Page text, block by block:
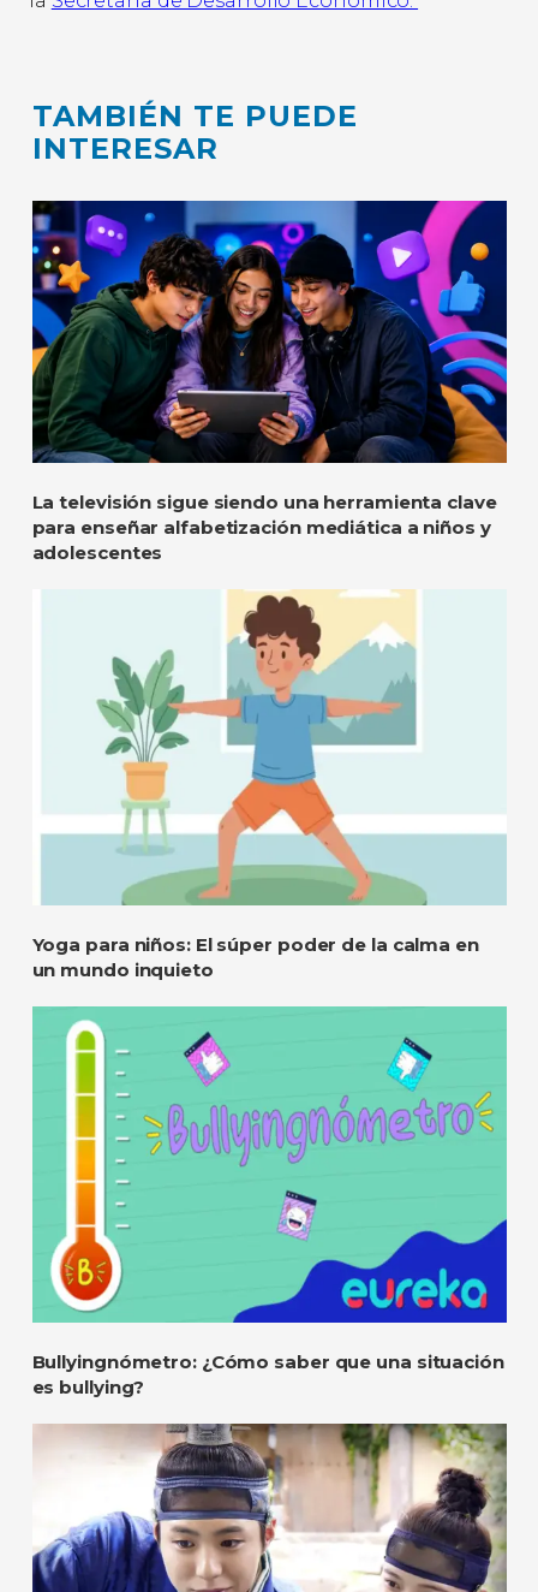
TAMBIÉN TE PUEDE
INTERESAR
La televisión sigue siendo una herramienta clave
para enseñar alfabetización mediática a niños y
adolescentes
Yoga para niños: El súper poder de la calma en
un mundo inquieto
Bullyingnómetro: ¿Cómo saber que una situación
es bullying?